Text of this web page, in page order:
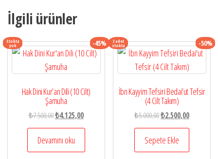
İlgili ürünler
Stokta
yok -45%
Hak Dini Kur’an Dili (10 Cilt)
Şamuha
₺7.500,00Orijinal
fiyat:
₺7.500,00.
₺4.125,00Şu
andaki
₺4.125,00.
Devamını oku
2 adet
stokta -50%
İbn Kayyim Tefsiri Bedai’ut Tefsir
(4 Cilt Takım)
₺5.000,00Orijinal
fiyat:
₺5.000,00.
₺2.500,00Şu
andaki
₺2.500,00.
Sepete Ekle